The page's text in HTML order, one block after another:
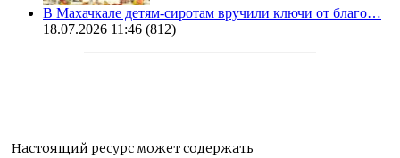
В Махачкале детям-сиротам вручили ключи от благо…
18.07.2026 11:46 (812)
Настоящий ресурс может содержать